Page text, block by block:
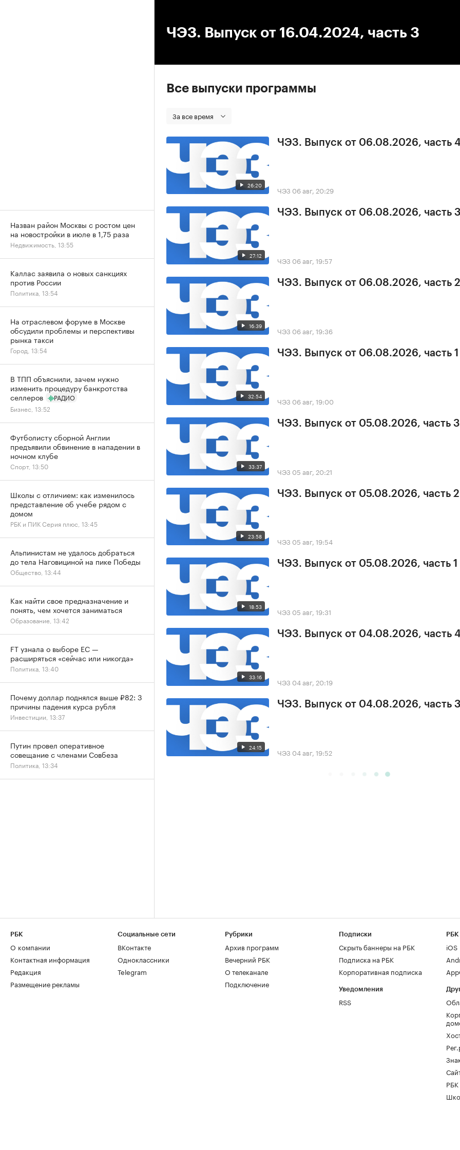
ЧЭЗ. Выпуск от 16.04.2024, часть 3
Все выпуски программы
За все время
26:20
ЧЭЗ. Выпуск от 06.08.2026, часть
ЧЭЗ 06 авг, 20:29
27:12
ЧЭЗ. Выпуск от 06.08.2026, часть
ЧЭЗ 06 авг, 19:57
16:39
ЧЭЗ. Выпуск от 06.08.2026, часть 2
ЧЭЗ 06 авг, 19:36
32:54
ЧЭЗ. Выпуск от 06.08.2026, часть 1
ЧЭЗ 06 авг, 19:00
33:37
ЧЭЗ. Выпуск от 05.08.2026, часть 3
ЧЭЗ 05 авг, 20:21
23:58
ЧЭЗ. Выпуск от 05.08.2026, часть 2
ЧЭЗ 05 авг, 19:54
18:53
ЧЭЗ. Выпуск от 05.08.2026, часть 1
ЧЭЗ 05 авг, 19:31
33:16
ЧЭЗ. Выпуск от 04.08.2026, часть
ЧЭЗ 04 авг, 20:19
24:15
ЧЭЗ. Выпуск от 04.08.2026, часть
ЧЭЗ 04 авг, 19:52
Назван район Москвы с ростом цен
на новостройки в июле в 1,75 раза
Недвижимость, 13:55
Каллас заявила о новых санкциях
против России
Политика, 13:54
На отраслевом форуме в Москве
обсудили проблемы и перспективы
рынка такси
Город, 13:54
В ТПП объяснили, зачем нужно
изменить процедуру банкротства
селлеров
РАДИО
Бизнес, 13:52
Футболисту сборной Англии
предъявили обвинение в нападении в
ночном клубе
Спорт, 13:50
Школы с отличием: как изменилось
представление об учебе рядом с
домом
РБК и ПИК Серия плюс, 13:45
Альпинистам не удалось добраться
до тела Наговициной на пике Победы
Общество, 13:44
Как найти свое предназначение и
понять, чем хочется заниматься
Образование, 13:42
FT узнала о выборе ЕС —
расширяться «сейчас или никогда»
Политика, 13:40
Почему доллар поднялся выше ₽82: 3
причины падения курса рубля
Инвестиции, 13:37
Путин провел оперативное
совещание с членами Совбеза
Политика, 13:34
РБК
О компании
Контактная информация
Редакция
Размещение рекламы
Социальные сети
ВКонтакте
Одноклассники
Telegram
Рубрики
Архив программ
Вечерний РБК
О телеканале
Подключение
Подписки
Скрыть баннеры на РБК
Подписка на РБК
Корпоративная подписка
Уведомления
RSS
РБК
iOS